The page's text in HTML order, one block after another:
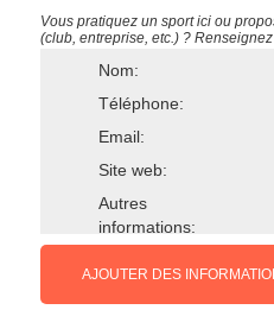
Vous pratiquez un sport ici ou
(club, entreprise, etc.) ?
Nom:
Téléphone:
Email:
Site web:
Autres
informations:
AJOUTER DES